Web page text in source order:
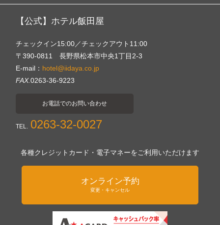
【公式】ホテル飯田屋
チェックイン15:00／チェックアウト11:00
〒390-0811 長野県松本市中央1丁目2-3
E-mail： hotel@iidaya.co.jp
FAX.0263-36-9223
お電話でのお問い合わせ
TEL. 0263-32-0027
各種クレジットカード・電子マネーをご利用いただけます
オンライン予約
変更・キャンセル